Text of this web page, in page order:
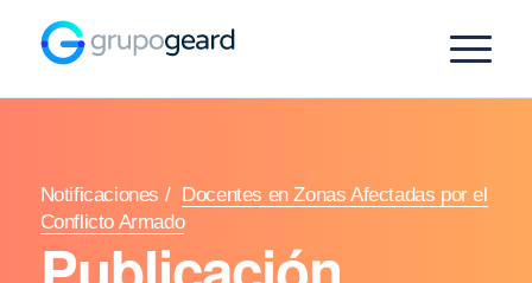
Notificaciones / Docentes en Zonas Afectadas por el
Conflicto Armado